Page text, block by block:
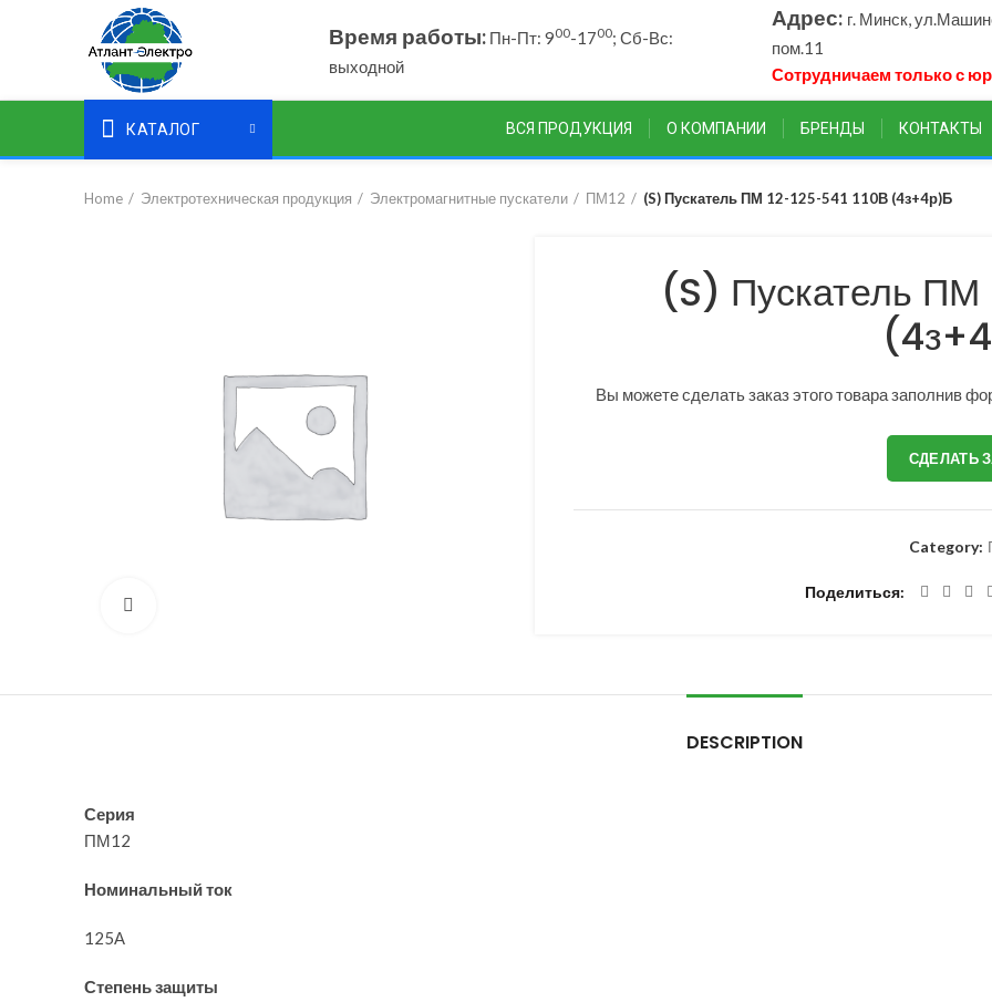
Время работы:Пн-Пт: 900-1700; Сб-Вс:
выходной
Адрес: г. Минск,
пом.11
Сотрудничаем только с
КАТАЛОГ ВСЯ ПРОДУКЦИЯ О КОМПАНИИ БРЕНДЫ КОНТАКТЫ
Home Электротехническая продукция Электромагнитные пускатели ПМ12 (S) Пускатель ПМ 12-125-541 110В (4з+4р)Б
(S) Пускатель ПМ
Вы можете сделать заказ этого товара заполнив
СДЕЛАТЬ
Category:
Поделиться
DESCRIPTION
Серия
ПМ12
Номинальный ток
125А
Степень защиты